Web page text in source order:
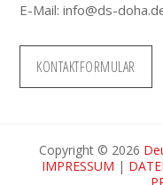
E-Mail:info@ds-
KONTAKTFORMULAR
Copyright © 2026
IMPRESSUM |